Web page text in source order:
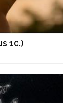
10.)